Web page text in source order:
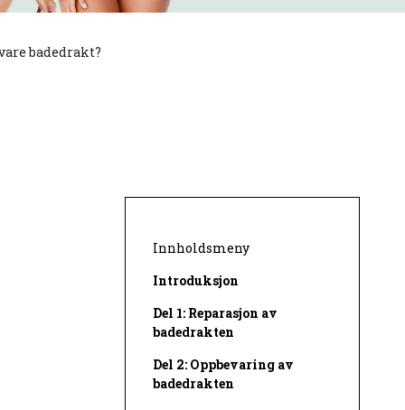
badedrakt?
Innholdsmeny
Introduksjon
Del 1: Reparasjon av
badedrakten
Del 2: Oppbevaring av
badedrakten